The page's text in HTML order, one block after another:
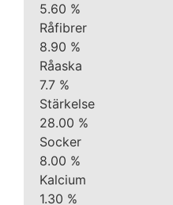
5.60 %
Råfibrer
8.90 %
Råaska
7.7 %
Stärkelse
28.00 %
Socker
8.00 %
Kalcium
1.30 %